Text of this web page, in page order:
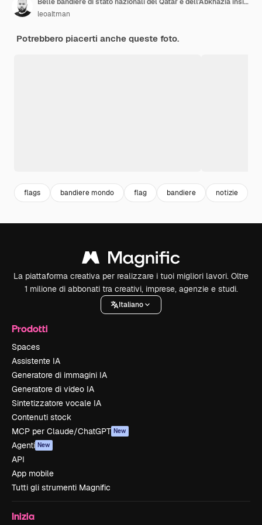
leoaltman
Potrebbero piacerti anche queste foto.
flags bandiere mondo flag bandiere notizie
La piattaforma creativa per realizzare i tuoi migliori lavori. Oltre
1 milione di abbonati tra creativi, imprese, agenzie e studi.
Italiano
Prodotti
Spaces
Assistente IA
Generatore di immagini IA
Generatore di video IA
Sintetizzatore vocale IA
Contenuti stock
MCP per Claude/ChatGPT New
Agenti New
API
App mobile
Tutti gli strumenti Magnific
Inizia